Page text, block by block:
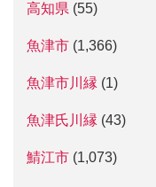
高知県 (55)
魚津市 (1,366)
魚津市川縁 (1)
魚津氏川縁 (43)
鯖江市 (1,073)